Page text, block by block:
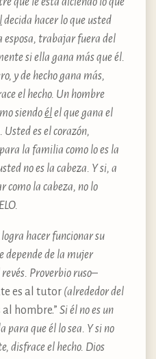
decida hacer lo que usted
esposa, trabajar fuera del
si ella gana más que él.
y de hecho gana más,
el hecho. Un hombre
siendoélel que gana el
Usted es el corazón,
la familia como lo es la
no es la cabeza. Y si, a
como la cabeza, no lo
hacer funcionar su
de la mujer
Proverbio ruso–
es al tutor (alrededor del
hombre.” Si él no es un
para que él lo sea. Y si no
disfrace el hecho. Dios